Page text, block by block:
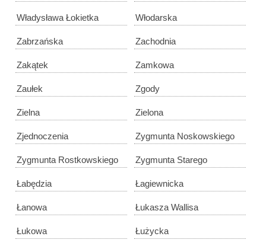
Władysława Łokietka Włodarska
Zabrzańska Zachodnia
Zakątek Zamkowa
Zaułek Zgody
Zielna Zielona
Zjednoczenia Zygmunta Noskowskiego
Zygmunta Rostkowskiego Zygmunta Starego
Łabędzia Łagiewnicka
Łanowa Łukasza Wallisa
Łukowa Łużycka